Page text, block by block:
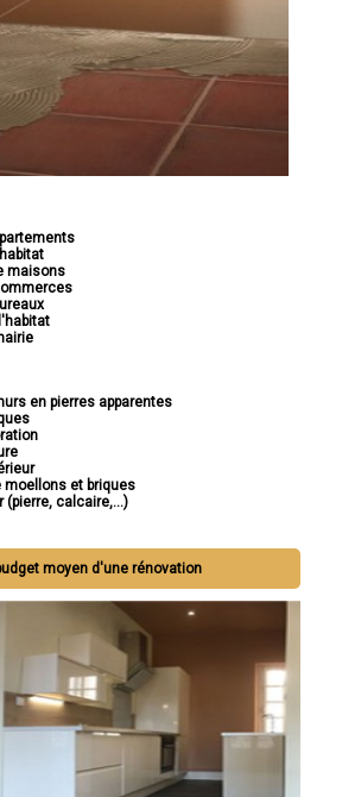
maisons
en pierres apparentes
et briques
(pierre, calcaire,...)
moyen d'une rénovation